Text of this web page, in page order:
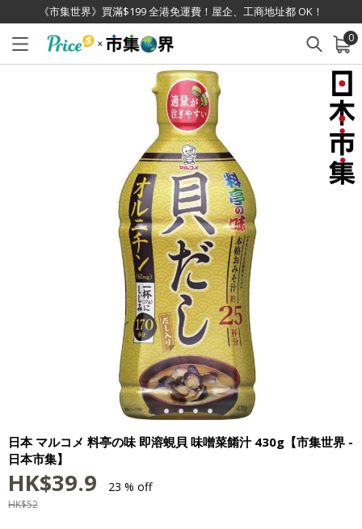
《市集世界》買滿$199 全港免運費！屋企、工商地址都 OK！
0
已加入購物車 查看
日本 マルコメ 料亭の味 即溶蜆貝 味噌菜餚汁 430g【市集世界 -
日本市集】
HK$39.9 23 % off
HK$52